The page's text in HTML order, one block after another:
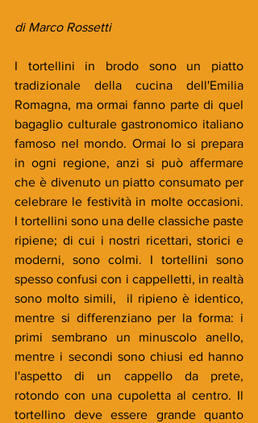
di Marco Rossetti
I tortellini in brodo sono un piatto
tradizionale della cucina dell'Emilia
Romagna, ma ormai fanno parte di quel
bagaglio culturale gastronomico italiano
famoso nel mondo. Ormai lo si prepara
in ogni regione, anzi si può affermare
che è divenuto un piatto consumato per
celebrare le festività in molte occasioni.
I tortellini sono una delle classiche paste
ripiene; di cui i nostri ricettari, storici e
moderni, sono colmi. I tortellini sono
spesso confusi con i cappelletti, in realtà
sono molto simili,  il ripieno è identico,
mentre si differenziano per la forma: i
primi sembrano un minuscolo anello,
mentre i secondi sono chiusi ed hanno
l'aspetto di un cappello da prete,
rotondo con una cupoletta al centro. Il
tortellino deve essere grande quanto